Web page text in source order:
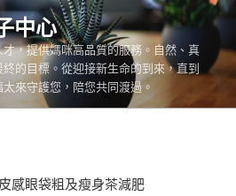
中心
，提供媽咪高品質的服務。自然、真
的目標。從迎接新生命的到來，直到
來守護您，陪您共同渡過。
感眼袋粗及瘦身茶減肥